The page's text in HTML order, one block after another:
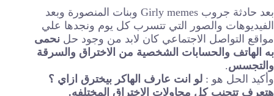
بعد حادثة جروب Girly memes وبنات المنصورة وبعد
الفيديوهات والصور التي تتسرب كل يوم ونجدها علي
مواقع التواصل الاجتماعي كان لابد من وجود حل نحمى
به الهاتف والحسابات الشخصية من الاختراق والسرقة
والتجسس.
وأكيد الحل هو : لو انت عارف الهاكر بيخترق ازاي ؟
هتعرف تتجنب كل محاولات الاختراق المختلفه.